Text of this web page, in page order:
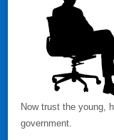
Now trust the young,
government.